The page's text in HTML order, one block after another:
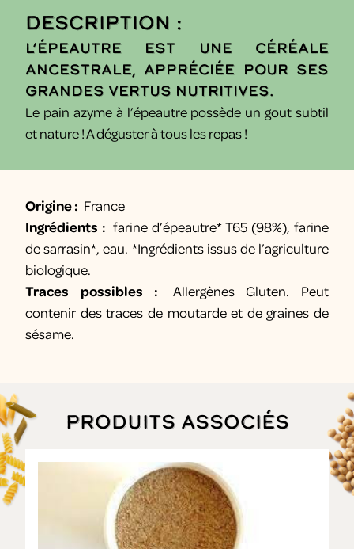
Description :
L’épeautre est une céréale
ancestrale, appréciée pour ses
grandes vertus nutritives.
Le pain azyme à l’épeautre possède un gout subtil
et nature ! A déguster à tous les repas !
Origine : France
Ingrédients : farine d’épeautre* T65 (98%), farine
de sarrasin*, eau. *Ingrédients issus de l’agriculture
biologique.
Traces possibles :
Allergènes Gluten. Peut
contenir des traces de moutarde et de graines de
sésame.
Produits associés